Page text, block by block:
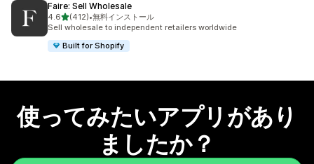
Faire: Sell Wholesale
4.65つ星中
(412)
合計レビュー数：412件
•無料インストール
Sell wholesale to independent retailers worldwide
Built for Shopify
使ってみたいアプリがあり
ましたか？